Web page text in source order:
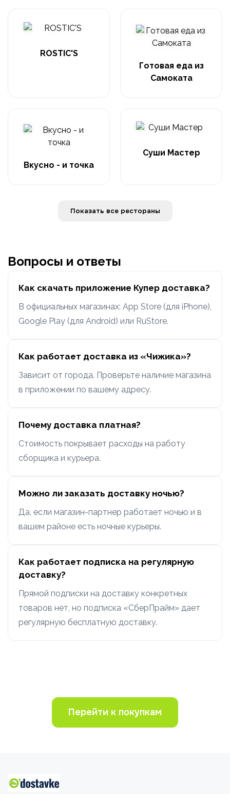
ROSTIC'S
Готовая еда из
Самоката
Вкусно - и точка
Суши Мастер
Показать все рестораны
Вопросы и ответы
Как скачать приложение Купер доставка?
В официальных магазинах: App Store (для iPhone),
Google Play (для Android) или RuStore.
Как работает доставка из «Чижика»?
Зависит от города. Проверьте наличие магазина
в приложении по вашему адресу.
Почему доставка платная?
Стоимость покрывает расходы на работу
сборщика и курьера.
Можно ли заказать доставку ночью?
Да, если магазин-партнер работает ночью и в
вашем районе есть ночные курьеры.
Как работает подписка на регулярную
доставку?
Прямой подписки на доставку конкретных
товаров нет, но подписка «СберПрайм» дает
регулярную бесплатную доставку.
Перейти к покупкам